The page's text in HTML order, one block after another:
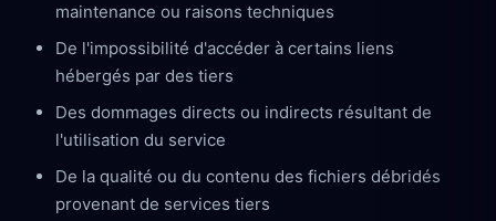
maintenance ou raisons techniques
De l'impossibilité d'accéder à certains liens
hébergés par des tiers
Des dommages directs ou indirects résultant de
l'utilisation du service
De la qualité ou du contenu des fichiers débridés
provenant de services tiers